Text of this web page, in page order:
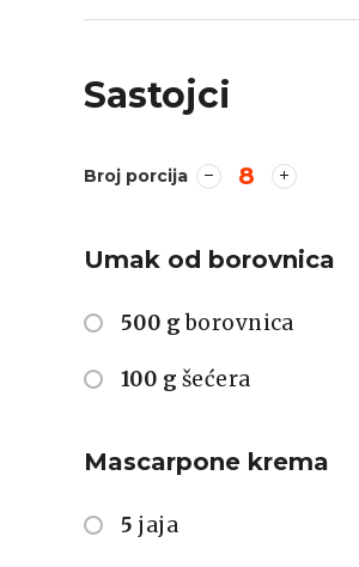
Sastojci
Broj porcija 8
Umak od borovnica
500 g borovnica
100 g šećera
Mascarpone krema
5 jaja